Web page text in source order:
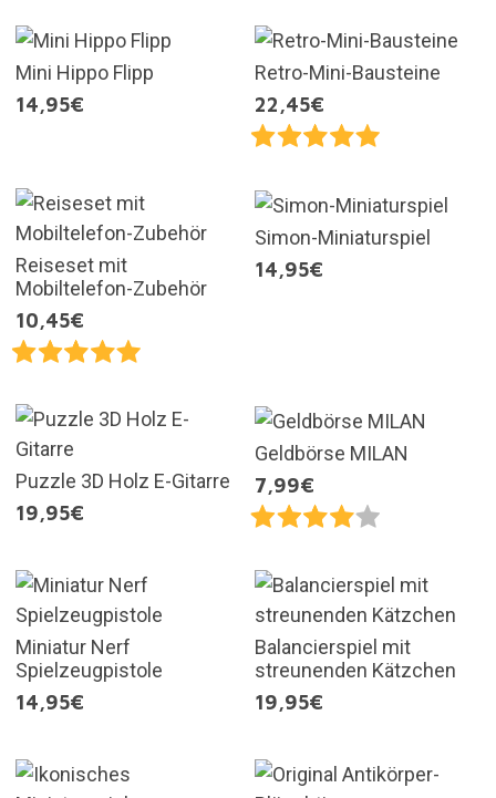
Mini Hippo Flipp
14,95€
Retro-Mini-Bausteine
22,45€
Reiseset mit
Mobiltelefon-Zubehör
10,45€
Simon-Miniaturspiel
14,95€
Puzzle 3D Holz E-Gitarre
19,95€
Geldbörse MILAN
7,99€
Miniatur Nerf
Spielzeugpistole
14,95€
Balancierspiel mit
streunenden Kätzchen
19,95€